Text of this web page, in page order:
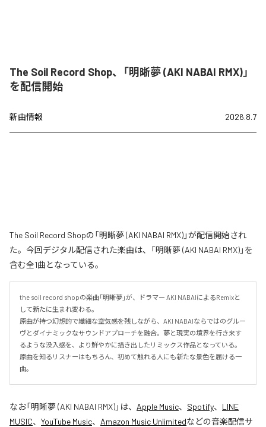
The Soil Record Shop、「明晰夢 (AKI NABAI RMX)」
を配信開始
新曲情報 2026.8.7
The Soil Record Shopの「明晰夢 (AKI NABAI RMX)」が配信開始され
た。今回デジタル配信された楽曲は、「明晰夢 (AKI NABAI RMX)」を
含む全1曲となっている。
the soil record shopの楽曲「明晰夢」が、ドラマー AKI NABAIによるRemixと
して新たに生まれ変わる。
原曲が持つ幻想的で繊細な空気感を残しながら、AKI NABAIならではのグルー
ヴとダイナミックなサウンドアプローチを融合。夢と現実の境界を行き来す
るような没入感を、より鮮やかに描き出したリミックス作品となっている。
原曲を知るリスナーはもちろん、初めて触れる人にも新たな景色を届ける一
曲。
なお「明晰夢 (AKI NABAI RMX)」は、 Apple Music、 Spotify、 LINE
MUSIC、 YouTube Music、 Amazon Music Unlimitedなどの音楽配信サ